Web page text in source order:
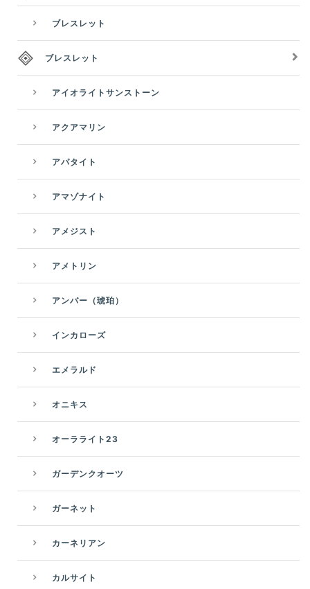
ブレスレット
ブレスレット
アイオライトサンストーン
アクアマリン
アパタイト
アマゾナイト
アメジスト
アメトリン
アンバー（琥珀）
インカローズ
エメラルド
オニキス
オーラライト23
ガーデンクオーツ
ガーネット
カーネリアン
カルサイト